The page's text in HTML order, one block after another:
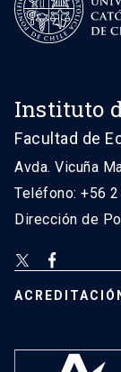
Instituto
Facultad de
Avda. Vicuña
Teléfono: +56
Dirección de